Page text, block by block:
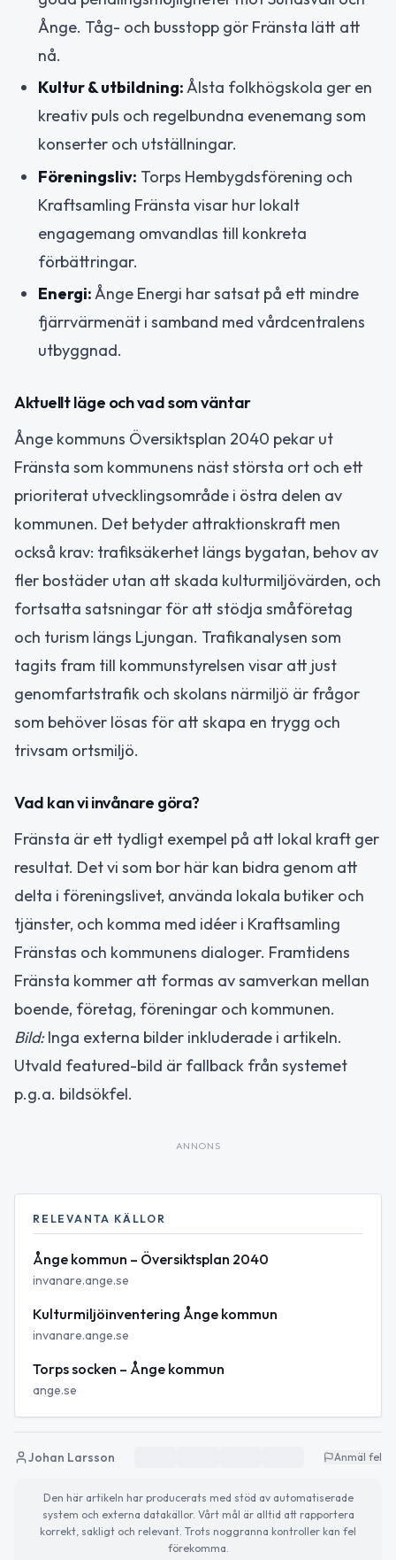
Ånge. Tåg- och busstopp gör Fränsta lätt att
nå.
Kultur & utbildning:Ålsta folkhögskola ger en
kreativ puls och regelbundna evenemang som
konserter och utställningar.
Föreningsliv: Torps Hembygdsförening och
Kraftsamling Fränsta visar hur lokalt
engagemang omvandlas till konkreta
förbättringar.
Energi:Ånge Energi har satsat på ett mindre
fjärrvärmenät i samband med vårdcentralens
utbyggnad.
Aktuellt läge och vad som väntar
Ånge kommuns Översiktsplan 2040 pekar ut
Fränsta som kommunens näst största ort och ett
prioriterat utvecklingsområde i östra delen av
kommunen. Det betyder attraktionskraft men
också krav: trafiksäkerhet längs bygatan, behov av
fler bostäder utan att skada kulturmiljövärden, och
fortsatta satsningar för att stödja småföretag
och turism längs Ljungan. Trafikanalysen som
tagits fram till kommunstyrelsen visar att just
genomfartstrafik och skolans närmiljö är frågor
som behöver lösas för att skapa en trygg och
trivsam ortsmiljö.
Vad kan vi invånare göra?
Fränsta är ett tydligt exempel på att lokal kraft ger
resultat. Det vi som bor här kan bidra genom att
delta i föreningslivet, använda lokala butiker och
tjänster, och komma med idéer i Kraftsamling
Fränstas och kommunens dialoger. Framtidens
Fränsta kommer att formas av samverkan mellan
boende, företag, föreningar och kommunen.
Bild:Inga externa bilder inkluderade i artikeln.
Utvald featured-bild är fallback från systemet
p.g.a. bildsökfel.
ANNONS
RELEVANTA KÄLLOR
Ånge kommun – Översiktsplan 2040
invanare.ange.se
Kulturmiljöinventering Ånge kommun
invanare.ange.se
Torps socken – Ånge kommun
ange.se
Johan Larsson Anmäl fel
Den här artikeln har producerats med stöd av automatiserade
system och externa datakällor. Vårt mål är alltid att rapportera
korrekt, sakligt och relevant. Trots noggranna kontroller kan fel
förekomma.